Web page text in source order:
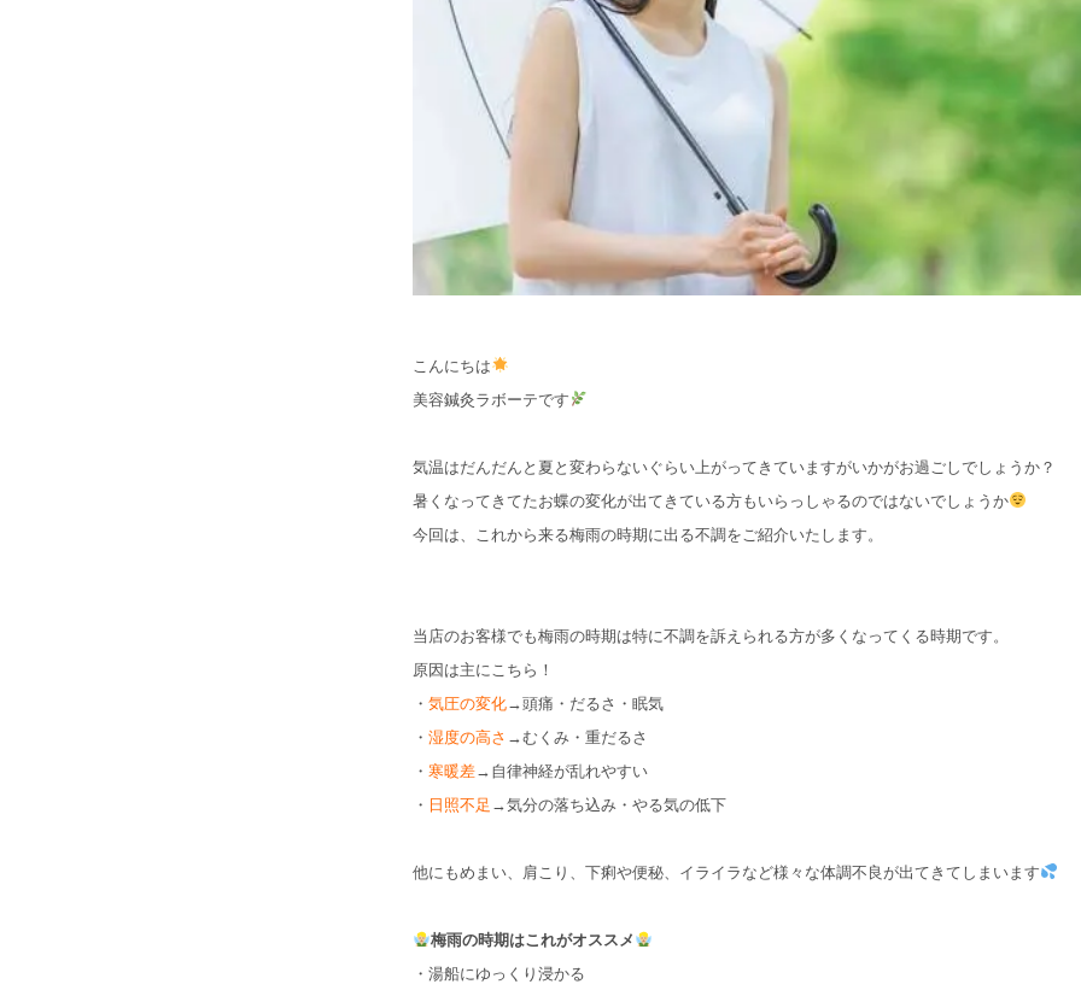
こんにちは
美容鍼灸ラボーテです
気温はだんだんと夏と変わらないぐらい上がってきていますがいかがお過ごしでしょうか？
暑くなってきてたお蝶の変化が出てきている方もいらっしゃるのではないでしょうか
今回は、これから来る梅雨の時期に出る不調をご紹介いたします。
当店のお客様でも梅雨の時期は特に不調を訴えられる方が多くなってくる時期です。
原因は主にこちら！
・ 気圧の変化→頭痛・だるさ・眠気
・ 湿度の高さ →むくみ・重だるさ
・ 寒暖差→自律神経が乱れやすい
・ 日照不足 →気分の落ち込み・やる気の低下
他にもめまい、肩こり、下痢や便秘、イライラなど様々な体調不良が出てきてしまいます
梅雨の時期はこれがオススメ
・湯船にゆっくり浸かる